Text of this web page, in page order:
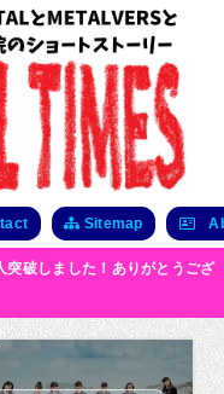
Sitemap
破しました！ありがとうござ